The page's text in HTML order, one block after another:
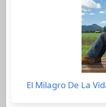
El Milagro De La